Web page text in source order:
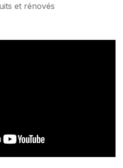
et rénovés